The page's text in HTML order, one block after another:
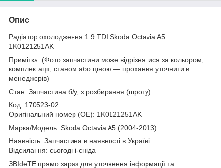
Опис
Радіатор охолодження 1.9 TDI Skoda Octavia A5
1K0121251AK
Примітка: (Фото запчастини може відрізнятися за кольором,
комплектації, станом або ціною — прохання уточнити в
менеджерів)
Стан: Запчастина б/у, з розбирання (шроту)
Код: 170523-02
Оригінальний номер (ОЕ): 1K0121251AK
Марка/Модель: Skoda Octavia A5 (2004-2013)
Наявність: Запчастина в наявності в Україні.
Відсилання: сьогодні-сніда
ЗВІdeТЕ прямо зараз для уточнення інформації та